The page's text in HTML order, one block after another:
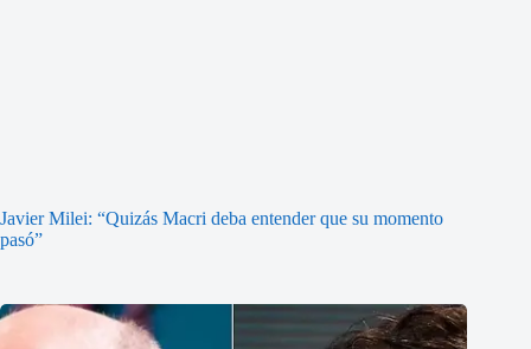
Javier Milei: “Quizás Macri deba entender que su momento
pasó”